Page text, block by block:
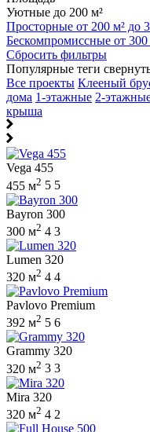
Уютные до 200 м²
Просторные от 200 м² до
Бескомпромиссные от 300
Сбросить фильтры
Популярные теги
Все проекты Клееный
дома 1-этажные 2-
крыша
Vega 455
455 м2 5 5
Bayron 300
300 м2 4 3
Lumen 320
320 м2 4 4
Pavlovo Premium
392 м2 5 6
Grammy 320
320 м2 3 3
Mira 320
320 м2 4 2